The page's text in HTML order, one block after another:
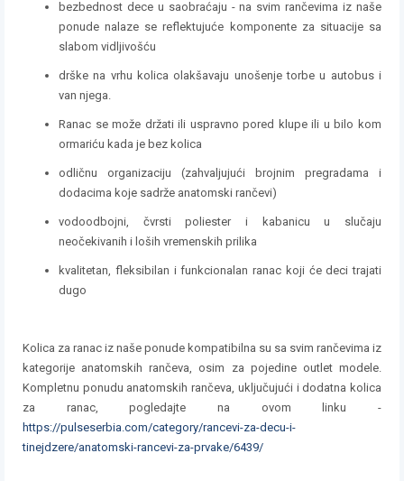
bezbednost dece u saobraćaju - na svim rančevima iz naše
ponude nalaze se reflektujuće komponente za situacije sa
slabom vidljivošću
drške na vrhu kolica olakšavaju unošenje torbe u autobus i
van njega.
Ranac se može držati ili uspravno pored klupe ili u bilo kom
ormariću kada je bez kolica
odličnu organizaciju (zahvaljujući brojnim pregradama i
dodacima koje sadrže anatomski rančevi)
vodoodbojni, čvrsti poliester i kabanicu u slučaju
neočekivanih i loših vremenskih prilika
kvalitetan, fleksibilan i funkcionalan ranac koji će deci trajati
dugo
Kolica za ranac iz naše ponude kompatibilna su sa svim rančevima iz
kategorije anatomskih rančeva, osim za pojedine outlet modele.
Kompletnu ponudu anatomskih rančeva, uključujući i dodatna kolica
za ranac, pogledajte na ovom linku -
https://pulseserbia.com/category/rancevi-za-decu-i-
tinejdzere/anatomski-rancevi-za-prvake/6439/